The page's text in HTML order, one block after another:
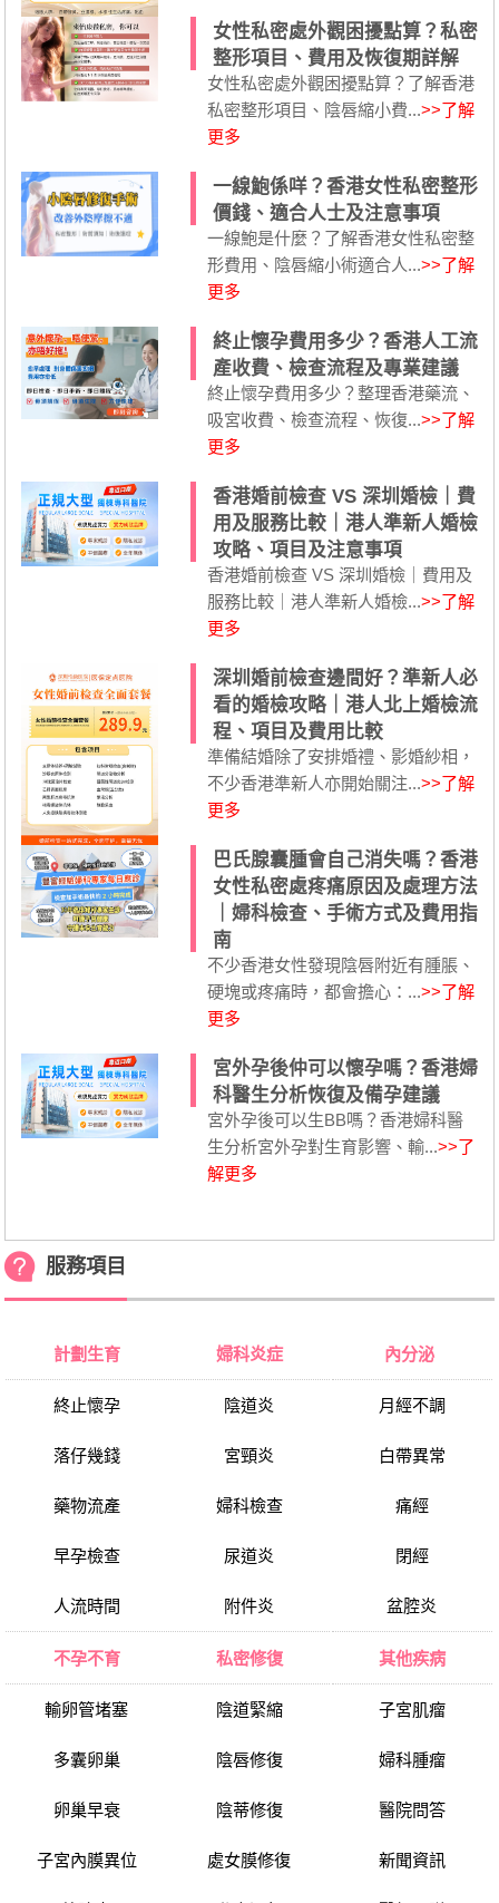
女性私密處外觀困擾點算？私密
整形項目、費用及恢復期詳解
女性私密處外觀困擾點算？了解香港
私密整形項目、陰唇縮小費...>>了解
更多
一線鮑係咩？香港女性私密整形
價錢、適合人士及注意事項
一線鮑是什麼？了解香港女性私密整
形費用、陰唇縮小術適合人...>>了解
更多
終止懷孕費用多少？香港人工流
產收費、檢查流程及專業建議
終止懷孕費用多少？整理香港藥流、
吸宮收費、檢查流程、恢復...>>了解
更多
香港婚前檢查 VS 深圳婚檢｜費
用及服務比較｜港人準新人婚檢
攻略、項目及注意事項
香港婚前檢查 VS 深圳婚檢｜費用及
服務比較｜港人準新人婚檢...>>了解
更多
深圳婚前檢查邊間好？準新人必
看的婚檢攻略｜港人北上婚檢流
程、項目及費用比較
準備結婚除了安排婚禮、影婚紗相，
不少香港準新人亦開始關注...>>了解
更多
巴氏腺囊腫會自己消失嗎？香港
女性私密處疼痛原因及處理方法
｜婦科檢查、手術方式及費用指
南
不少香港女性發現陰唇附近有腫脹、
硬塊或疼痛時，都會擔心：...>>了解
更多
宮外孕後仲可以懷孕嗎？香港婦
科醫生分析恢復及備孕建議
宮外孕後可以生BB嗎？香港婦科醫
生分析宮外孕對生育影響、輸...>>了
解更多
服務項目
計劃生育
終止懷孕
落仔幾錢
藥物流產
早孕檢查
人流時間
婦科炎症
陰道炎
宮頸炎
婦科檢查
尿道炎
附件炎
內分泌
月經不調
白帶異常
痛經
閉經
盆腔炎
不孕不育
輸卵管堵塞
多囊卵巢
卵巢早衰
子宮內膜異位
私密修復
陰道緊縮
陰唇修復
陰蒂修復
處女膜修復
其他疾病
子宮肌瘤
婦科腫瘤
醫院問答
新聞資訊